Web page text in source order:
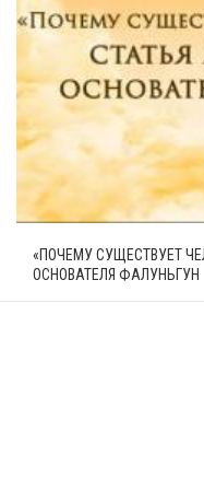
«ПОЧЕМУ СУЩЕСТВУЕТ
ОСНОВАТЕЛЯ ФАЛУНЬГУН